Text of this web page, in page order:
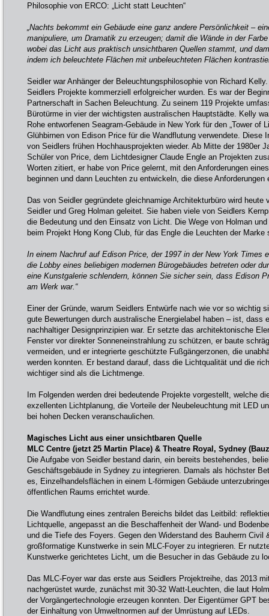
Philosophie von ERCO: „Licht statt Leuchten“
„Nachts bekommt ein Gebäude eine ganz andere Persönlichkeit –
manipuliere, um Dramatik zu erzeugen; damit die Wände in der
wobei das Licht aus praktisch unsichtbaren Quellen stammt, und
indem ich beleuchtete Flächen mit unbeleuchteten Flächen
Seidler war Anhänger der Beleuchtungsphilosophie von Richard
Seidlers Projekte kommerziell erfolgreicher wurden. Es war der
Partnerschaft in Sachen Beleuchtung. Zu seinem 119 Projekte
Bürotürme in vier der wichtigsten australischen Hauptstädte. Kelly
Rohe entworfenen Seagram-Gebäude in New York für den „Tower of
Glühbirnen von Edison Price für die Wandflutung verwendete. Diese
von Seidlers frühen Hochhausprojekten wieder. Ab Mitte der 1980er
Schüler von Price, dem Lichtdesigner Claude Engle an Projekten
Worten zitiert, er habe von Price gelernt, mit den Anforderungen
beginnen und dann Leuchten zu entwickeln, die diese Anforderungen
Das von Seidler gegründete gleichnamige Architekturbüro wird heute
Seidler und Greg Holman geleitet. Sie haben viele von Seidlers
die Bedeutung und den Einsatz von Licht. Die Wege von Holman
beim Projekt Hong Kong Club, für das Engle die Leuchten der Marke
In einem Nachruf auf Edison Price, der 1997 in der New York Times
die Lobby eines beliebigen modernen Bürogebäudes betreten oder
eine Kunstgalerie schlendern, können Sie sicher sein, dass Edison
am Werk war.“
Einer der Gründe, warum Seidlers Entwürfe nach wie vor so wichtig
gute Bewertungen durch australische Energielabel haben – ist, dass
nachhaltiger Designprinzipien war. Er setzte das architektonische
Fenster vor direkter Sonneneinstrahlung zu schützen, er baute
vermeiden, und er integrierte geschützte Fußgängerzonen, die
werden konnten. Er bestand darauf, dass die Lichtqualität und die
wichtiger sind als die Lichtmenge.
Im Folgenden werden drei bedeutende Projekte vorgestellt, welche
exzellenten Lichtplanung, die Vorteile der Neubeleuchtung mit LED
bei hohen Decken veranschaulichen.
Magisches Licht aus einer unsichtbaren Quelle
MLC Centre (jetzt 25 Martin Place) & Theatre Royal, Sydney
Die Aufgabe von Seidler bestand darin, ein bereits bestehendes,
Geschäftsgebäude in Sydney zu integrieren. Damals als höchster
es, Einzelhandelsflächen in einem L-förmigen Gebäude
öffentlichen Raums errichtet wurde.
Die Wandflutung eines zentralen Bereichs bildet das Leitbild:
Lichtquelle, angepasst an die Beschaffenheit der Wand- und
und die Tiefe des Foyers. Gegen den Widerstand des Bauherrn Civil
großformatige Kunstwerke in sein MLC-Foyer zu integrieren. Er
Kunstwerke gerichtetes Licht, um die Besucher in das Gebäude zu
Das MLC-Foyer war das erste aus Seidlers Projektreihe, das 2013
nachgerüstet wurde, zunächst mit 30-32 Watt-Leuchten, die laut
der Vorgängertechnologie erzeugen konnten. Der Eigentümer GPT
der Einhaltung von Umweltnormen auf der Umrüstung auf LEDs.